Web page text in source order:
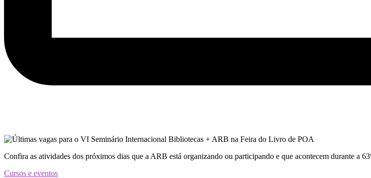
Confira as atividades dos próximos dias que a ARB está organizando ou participando e que acontecem durante a
Cursos e eventos